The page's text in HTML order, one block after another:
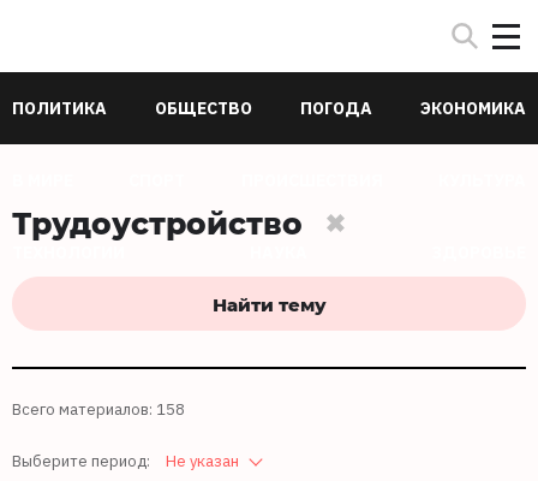
ПОЛИТИКА ОБЩЕСТВО ПОГОДА ЭКОНОМИКА
Трудоустройство
Найти тему
Всего материалов: 158
Выберите период: Не указан